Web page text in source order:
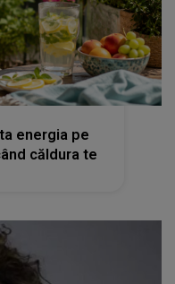
energia pe
căldura te